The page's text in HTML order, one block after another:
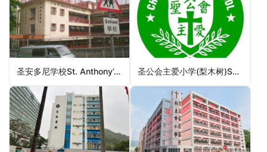
圣安多尼学校St. Anthony’s School（中西区小学） 圣公会主爱小学(梨木树)SKH Chu Oi Primary School (Lei Muk Shue)（荃湾区小学）